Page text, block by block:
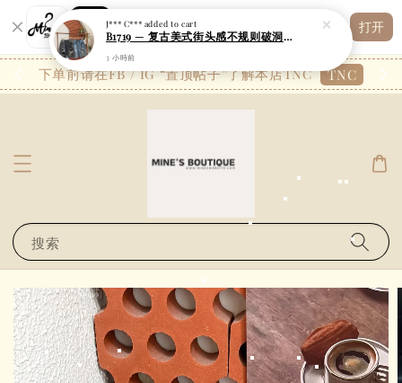
Shopping: 追踪您的订单
您信赖的商店
打开
下单前请在FB / IG “置顶帖子”了解本店TNC TNC
搜索
J*** C*** added to cart
B1719 — 复古美式街头感不规则破洞花字牛仔5分裤
3 小時前